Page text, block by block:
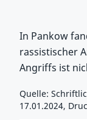
In Pankow
rassistischer
Angriffs ist
Quelle:
17.01.2024,